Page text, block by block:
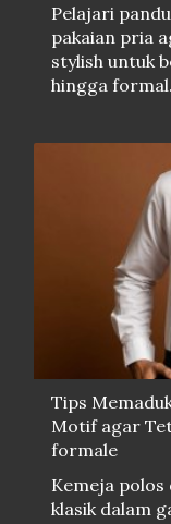
Pelajari
pakaian pria
stylish untuk
hingga formal.
Tips
Motif agar
formale
Kemeja
klasik dalam